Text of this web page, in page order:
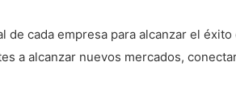
de cada empresa para alcanzar el
a alcanzar nuevos mercados,